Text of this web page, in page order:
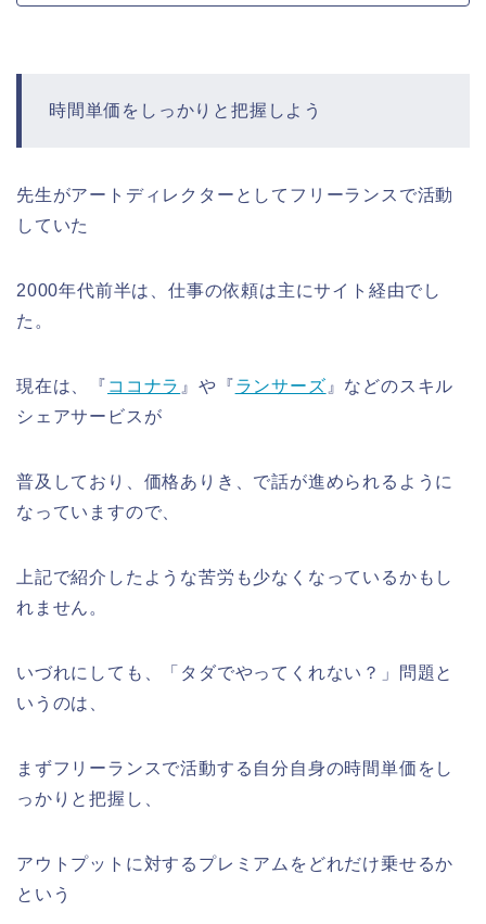
時間単価をしっかりと把握しよう
先生がアートディレクターとしてフリーランスで活動
していた
2000年代前半は、仕事の依頼は主にサイト経由でし
た。
現在は、『 ココナラ 』や『ランサーズ 』などのスキル
シェアサービスが
普及しており、価格ありき、で話が進められるように
なっていますので、
上記で紹介したような苦労も少なくなっているかもし
れません。
いづれにしても、「タダでやってくれない？」問題と
いうのは、
まずフリーランスで活動する自分自身の時間単価をし
っかりと把握し、
アウトプットに対するプレミアムをどれだけ乗せるか
という